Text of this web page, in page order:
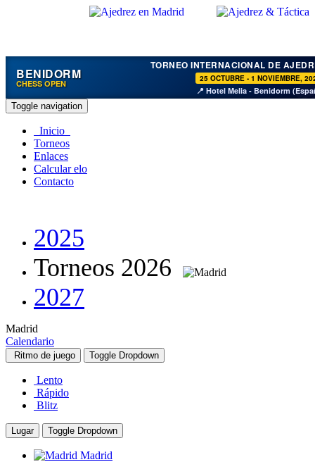
BENIDORM
CHESS OPEN
TORNEO INTERNACIONAL DE
25 OCTUBRE - 1 NOVIEMBRE,
📍 Hotel Melia - Benidorm
Toggle navigation
Inicio
Torneos
Enlaces
Calcular elo
Contacto
2025
Torneos 2026
2027
Madrid
Calendario
Ritmo de juego Toggle Dropdown
Lento
Rápido
Blitz
Lugar Toggle Dropdown
Madrid